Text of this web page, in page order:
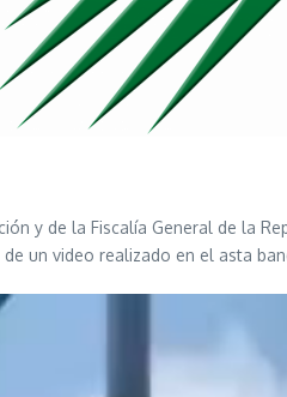
y de la Fiscalía General de la
un video realizado en el asta